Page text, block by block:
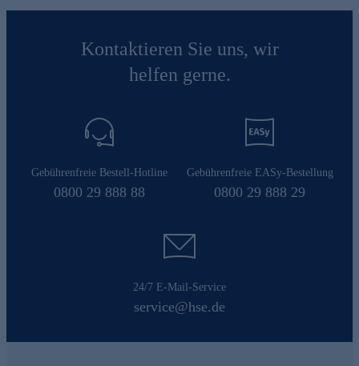
Kontaktieren Sie uns, wir
helfen gerne.
Gebührenfreie Bestell-Hotline
0800 29 888 88
Gebührenfreie EASy-Bestellung
0800 29 888 29
24/7 E-Mail-Service
service@hse.de